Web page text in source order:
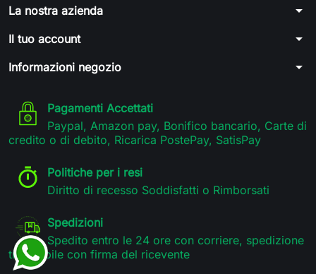
La nostra azienda arrow_drop_down
Il tuo account arrow_drop_down
Informazioni negozio arrow_drop_down
Pagamenti Accettati
Paypal, Amazon pay, Bonifico bancario, Carte di
credito o di debito, Ricarica PostePay, SatisPay
Politiche per i resi
Diritto di recesso Soddisfatti o Rimborsati
Spedizioni
Spedito entro le 24 ore con corriere, spedizione
tracciabile con firma del ricevente